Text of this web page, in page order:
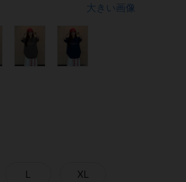
大きい画像
L XL